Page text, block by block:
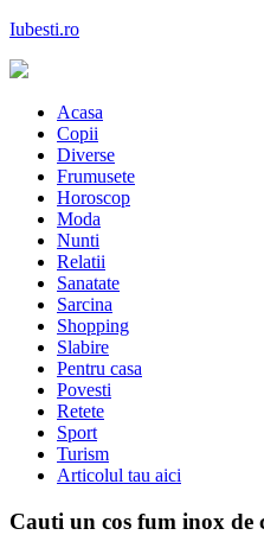
Skip
content
Iubesti.ro
Acasa
Copii
Diverse
Frumusete
Horoscop
Moda
Nunti
Relatii
Sanatate
Sarcina
Shopping
Slabire
Pentru casa
Povesti
Retete
Sport
Turism
Articolul tau aici
Cauti un cos fum inox de